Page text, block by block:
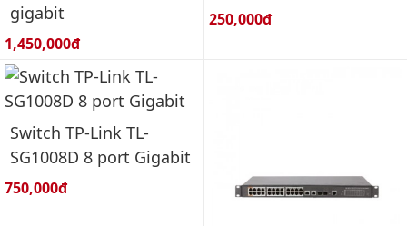
gigabit
Giá bán:
1,450,000đ
Giá bán:
250,000đ
Switch TP-Link TL-
SG1008D 8 port Gigabit
Giá bán:
750,000đ